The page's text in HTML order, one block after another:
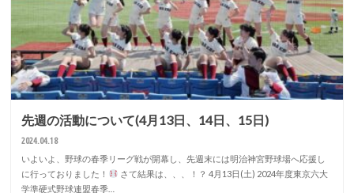
先週の活動について(4月13日、14日、15日)
2024.04.18
いよいよ、野球の春季リーグ戦が開幕し、先週末には明治神宮野球場へ応援し
に行っておりました！‍
さて結果は、、、！？ 4月13日(土) 2024年度東京六大
学準硬式野球連盟春季…